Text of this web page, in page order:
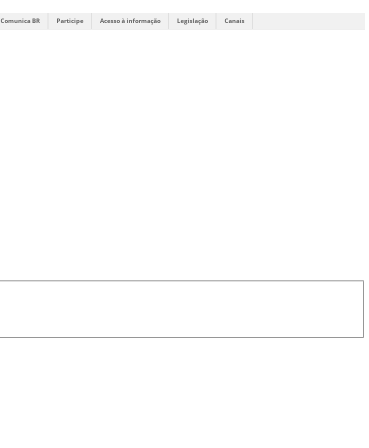
Comunica BR Participe Acesso à informação Legislação Canais